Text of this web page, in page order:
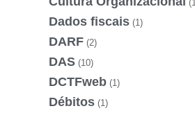
Dados fiscais (1)
DARF (2)
DAS (10)
DCTFweb (1)
Débitos (1)